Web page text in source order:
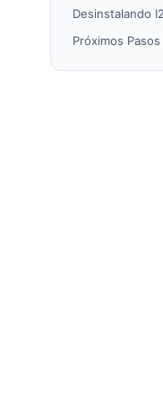
Desinstalando
Próximos Pasos